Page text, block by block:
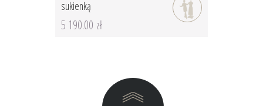
sukienką
5 190.00 zł